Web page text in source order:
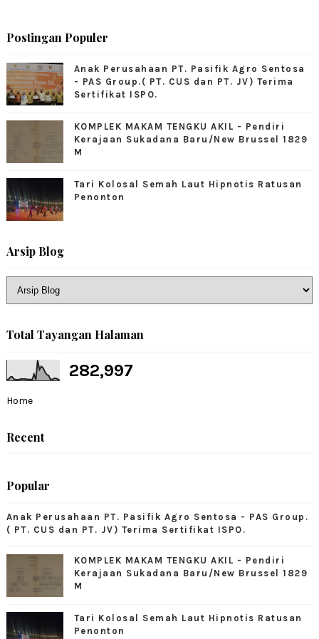
Postingan Populer
Anak Perusahaan PT. Pasifik Agro Sentosa
- PAS Group.( PT. CUS dan PT. JV) Terima
Sertifikat ISPO.
KOMPLEK MAKAM TENGKU AKIL - Pendiri
Kerajaan Sukadana Baru/New Brussel 1829
M
Tari Kolosal Semah Laut Hipnotis Ratusan
Penonton
Arsip Blog
Total Tayangan Halaman
282,997
Home
Recent
Popular
Anak Perusahaan PT. Pasifik Agro Sentosa - PAS Group.
( PT. CUS dan PT. JV) Terima Sertifikat ISPO.
KOMPLEK MAKAM TENGKU AKIL - Pendiri
Kerajaan Sukadana Baru/New Brussel 1829
M
Tari Kolosal Semah Laut Hipnotis Ratusan
Penonton